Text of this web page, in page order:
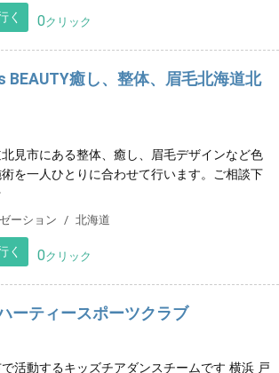
リーンピール5daysをリーズナブルに。池袋か
大塚駅より徒歩2分の駅チカsalon。
ロン 東京都
く 0 クリック
ン、ハウスクリーニング
クリーニング、ハウスクリーニングを行いま
岐阜県
0クリック